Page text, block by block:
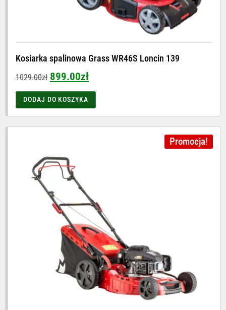
Kosiarka spalinowa Grass WR46S Loncin 139
1029.00zł 899.00zł
DODAJ DO KOSZYKA
Promocja!